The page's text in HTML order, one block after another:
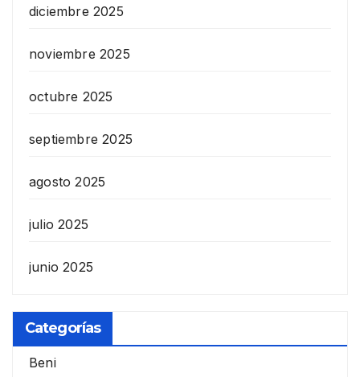
diciembre 2025
noviembre 2025
octubre 2025
septiembre 2025
agosto 2025
julio 2025
junio 2025
Categorías
Beni